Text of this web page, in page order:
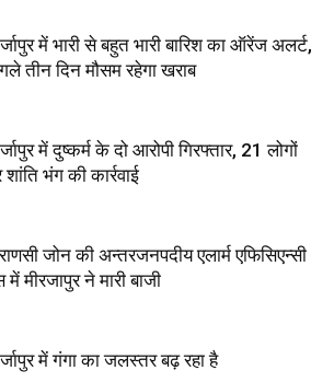
में भारी से बहुत भारी बारिश का ऑरेंज अलर्ट,
तीन दिन मौसम रहेगा खराब
में दुष्कर्म के दो आरोपी गिरफ्तार, 21 लोगों
शांति भंग की कार्रवाई
जोन की अन्तरजनपदीय एलार्म एफिसिएन्सी
में मीरजापुर ने मारी बाजी
में गंगा का जलस्तर बढ़ रहा है